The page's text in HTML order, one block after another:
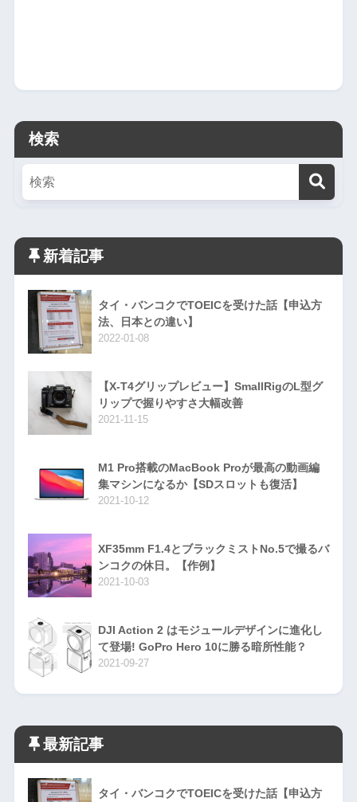
検索
新着記事
タイ・バンコクでTOEICを受けた話【申込方
法、日本との違い】
2022-01-08
【X-T4グリップレビュー】SmallRigのL型グ
リップで握りやすさ大幅改善
2021-11-15
M1 Pro搭載のMacBook Proが最高の動画編
集マシンになるか【SDスロットも復活】
2021-10-12
XF35mm F1.4とブラックミストNo.5で撮るバ
ンコクの休日。【作例】
2021-10-03
DJI Action 2 はモジュールデザインに進化し
て登場! GoPro Hero 10に勝る暗所性能？
2021-09-27
最新記事
タイ・バンコクでTOEICを受けた話【申込方